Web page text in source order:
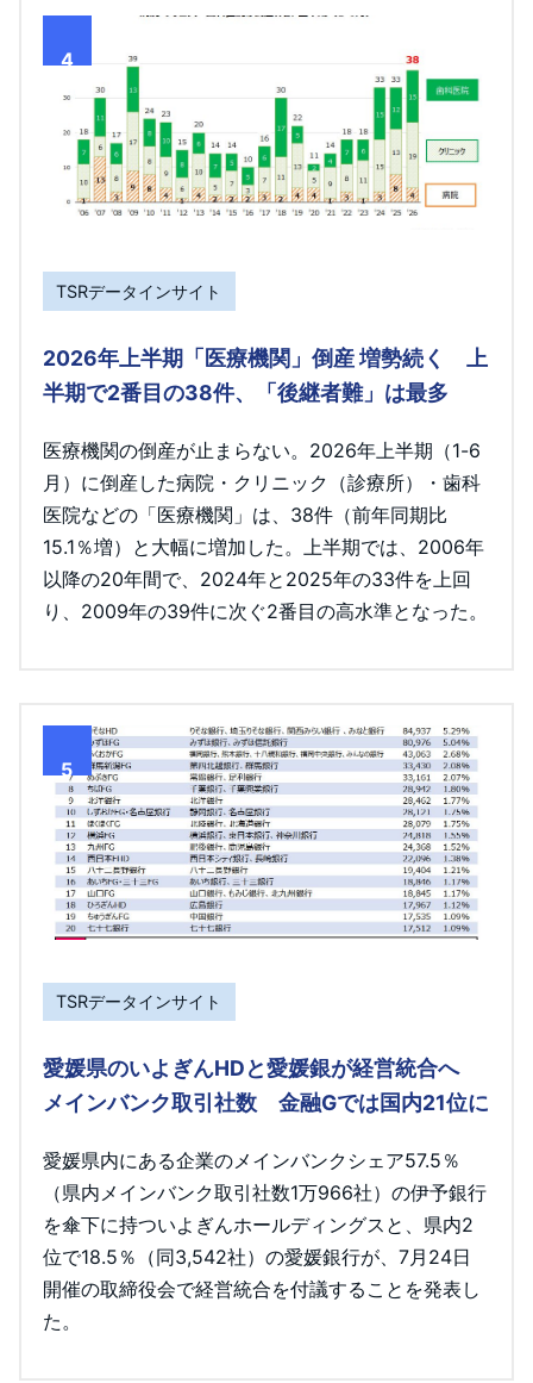
4
TSRデータインサイト
2026年上半期「医療機関」倒産 増勢続く 上
半期で2番目の38件、「後継者難」は最多
医療機関の倒産が止まらない。2026年上半期（1-6
月）に倒産した病院・クリニック（診療所）・歯科
医院などの「医療機関」は、38件（前年同期比
15.1％増）と大幅に増加した。上半期では、2006年
以降の20年間で、2024年と2025年の33件を上回
り、2009年の39件に次ぐ2番目の高水準となった。
5
TSRデータインサイト
愛媛県のいよぎんHDと愛媛銀が経営統合へ
メインバンク取引社数 金融Gでは国内21位に
愛媛県内にある企業のメインバンクシェア57.5％
（県内メインバンク取引社数1万966社）の伊予銀行
を傘下に持ついよぎんホールディングスと、県内2
位で18.5％（同3,542社）の愛媛銀行が、7月24日
開催の取締役会で経営統合を付議することを発表し
た。